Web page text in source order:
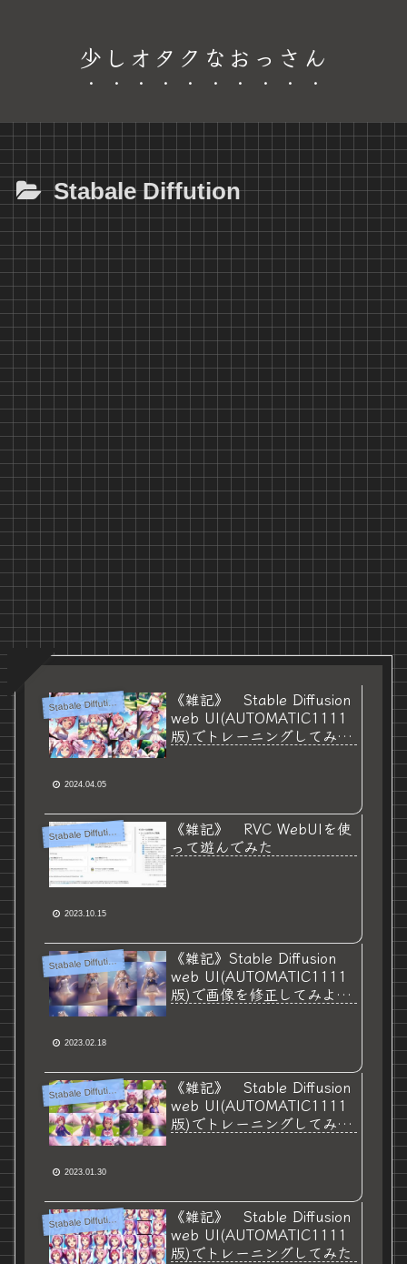
少しオタクなおっさん
Stabale Diffution
S
tabale Diffution
《雑記》 Stable Diffusion
web UI(AUTOMATIC1111
版)でトレーニングしてみた
2024.04.05
S
tabale Diffution
《雑記》 RVC WebUIを使
って遊んでみた
2023.10.15
S
tabale Diffution
《雑記》Stable Diffusion
web UI(AUTOMATIC1111
版)で画像を修正してみよ
2023.02.18
S
tabale Diffution
《雑記》 Stable Diffusion
web UI(AUTOMATIC1111
版)でトレーニングしてみた
2023.01.30
S
tabale Diffution
《雑記》 Stable Diffusion
web UI(AUTOMATIC1111
版)でトレーニングしてみた